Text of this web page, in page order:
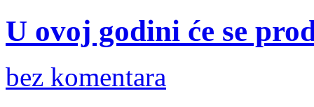
U ovoj godini će se
bez komentara